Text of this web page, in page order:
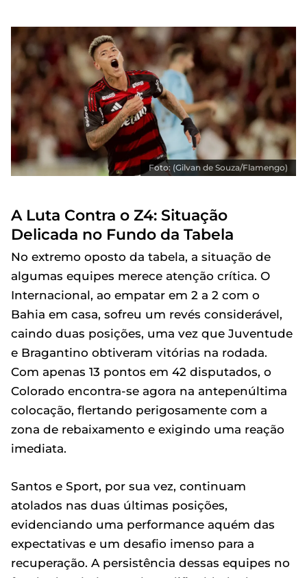
Foto: (Gilvan de Souza/Flamengo)
A Luta Contra o Z4: Situação
Delicada no Fundo da Tabela
No extremo oposto da tabela, a situação de
algumas equipes merece atenção crítica. O
Internacional, ao empatar em 2 a 2 com o
Bahia em casa, sofreu um revés considerável,
caindo duas posições, uma vez que Juventude
e Bragantino obtiveram vitórias na rodada.
Com apenas 13 pontos em 42 disputados, o
Colorado encontra-se agora na antepenúltima
colocação, flertando perigosamente com a
zona de rebaixamento e exigindo uma reação
imediata.
Santos e Sport, por sua vez, continuam
atolados nas duas últimas posições,
evidenciando uma performance aquém das
expectativas e um desafio imenso para a
recuperação. A persistência dessas equipes no